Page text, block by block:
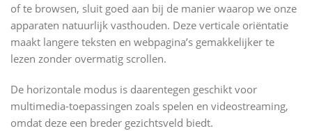
of te browsen, sluit goed aan bij de manier waarop we onze
apparaten natuurlijk vasthouden. Deze verticale oriëntatie
maakt langere teksten en webpagina’s gemakkelijker te
lezen zonder overmatig scrollen.
De horizontale modus is daarentegen geschikt voor
multimedia-toepassingen zoals spelen en videostreaming,
omdat deze een breder gezichtsveld biedt.